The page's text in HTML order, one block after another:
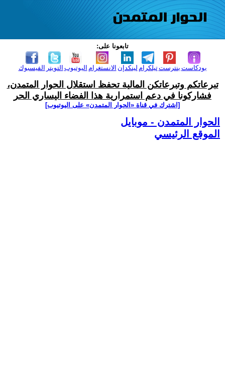
تابعونا على:
الفيسبوك التويتر اليوتيوب الانستغرام لينكدإن تيلكرامبنترست بودكاست
تبرعاتكم وتبرعاتكن المالية تحفظ استقلال الحوار المتمدن،
فشاركونا في دعم استمرارية هذا الفضاء اليساري الحر
[اشترك في قناة ‫«الحوار المتمدن» على اليوتيوب]
الحوار المتمدن - موبايل
الموقع الرئيسي